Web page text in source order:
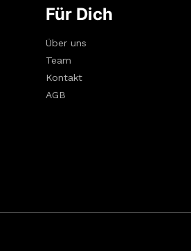
Für Dich
Über uns
Team
Kontakt
AGB